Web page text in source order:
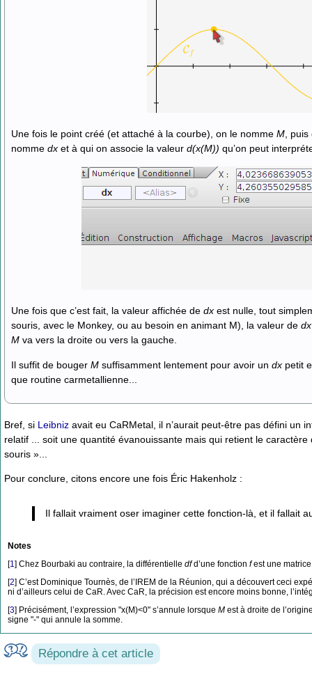
Une fois le point créé (et attaché à la courbe), on le nomme M, puis
nomme dxet à qui on associe la valeur d(x(M)) qu’on peut
Une fois que c’est fait, la valeur affichée de dxest nulle, tout
souris, avec le Monkey, ou au besoin en animant M), la valeur de dx
Mva vers la droite ou vers la gauche.
Il suffit de bouger Msuffisamment lentement pour avoir un dxpetit
que routine carmetallienne...
Bref, si Leibniz avait eu CaRMetal, il n’aurait peut-être pas défini un
relatif ... soit une quantité évanouissante mais qui retient le
souris »...
Pour conclure, citons encore une fois Éric Hakenholz :
Il fallait vraiment oser imaginer cette fonction-là, et il fallait
Notes
[1] Chez Bourbaki au contraire, la différentielle dfd’une fonction fest une
[2] C’est Dominique Tournès, de l’IREM de la Réunion, qui a découvert ceci
ni d’ailleurs celui de CaR. Avec CaR, la précision est encore moins bonne,
[3] Précisément, l’expression "x(M)<0" s’annule lorsque M est à droite de
signe "-" qui annule la somme.
Répondre à cet article